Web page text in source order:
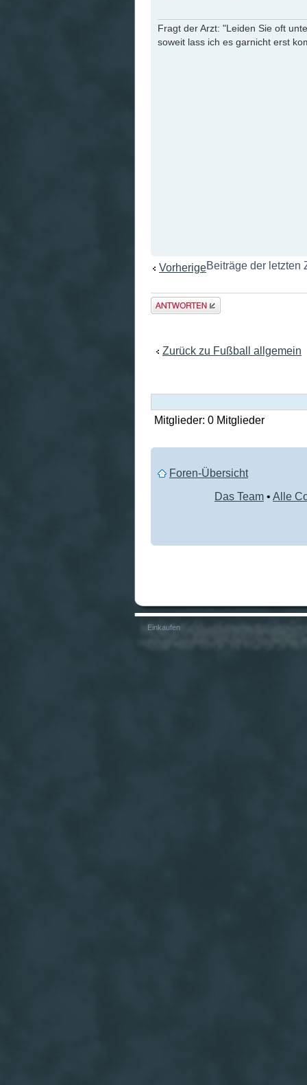
Fragt der Arzt: "Leiden Sie oft
soweit lass ich es garnicht erst
VorherigeBeiträge der letzten
Antwort
erstellen
Zurück zu Fußball allgemein
Mitglieder: 0 Mitglieder
Foren-Übersicht
Das Team • Alle
Einkaufen